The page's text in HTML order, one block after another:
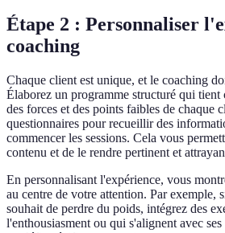
Étape 2 : Personnaliser
coaching
Chaque client est unique, et le coaching
Élaborez un programme structuré qui tient
des forces et des points faibles de chaque
questionnaires pour recueillir des
commencer les sessions. Cela vous
contenu et de le rendre pertinent et
En personnalisant l'expérience, vous
au centre de votre attention. Par exemple,
souhait de perdre du poids, intégrez des
l'enthousiasment ou qui s'alignent avec